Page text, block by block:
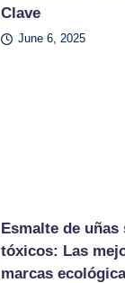
Clave
June 6, 2025
Esmalte de uñas
tóxicos: Las
marcas